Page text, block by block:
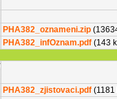
PHA382_oznameni.zip
PHA382_infOznam.pdf (143
PHA382_zjistovaci.pdf (1181